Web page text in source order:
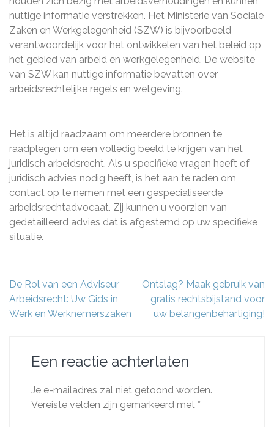
nuttige informatie verstrekken. Het Ministerie van Sociale
Zaken en Werkgelegenheid (SZW) is bijvoorbeeld
verantwoordelijk voor het ontwikkelen van het beleid op
het gebied van arbeid en werkgelegenheid. De website
van SZW kan nuttige informatie bevatten over
arbeidsrechtelijke regels en wetgeving.
Het is altijd raadzaam om meerdere bronnen te
raadplegen om een volledig beeld te krijgen van het
juridisch arbeidsrecht. Als u specifieke vragen heeft of
juridisch advies nodig heeft, is het aan te raden om
contact op te nemen met een gespecialiseerde
arbeidsrechtadvocaat. Zij kunnen u voorzien van
gedetailleerd advies dat is afgestemd op uw specifieke
situatie.
Berichtnavigatie
De Rol van een Adviseur
Arbeidsrecht: Uw Gids in
Werk en Werknemerszaken
Ontslag? Maak gebruik van
gratis rechtsbijstand voor
uw belangenbehartiging!
Een reactie achterlaten
Je e-mailadres zal niet getoond worden.
Vereiste velden zijn gemarkeerd met *